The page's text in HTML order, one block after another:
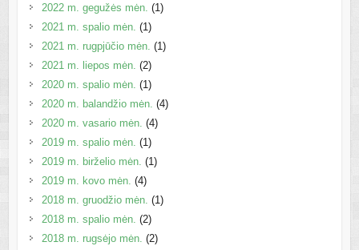
2022 m. gegužės mėn. (1)
2021 m. spalio mėn. (1)
2021 m. rugpjūčio mėn. (1)
2021 m. liepos mėn. (2)
2020 m. spalio mėn. (1)
2020 m. balandžio mėn. (4)
2020 m. vasario mėn. (4)
2019 m. spalio mėn. (1)
2019 m. birželio mėn. (1)
2019 m. kovo mėn. (4)
2018 m. gruodžio mėn. (1)
2018 m. spalio mėn. (2)
2018 m. rugsėjo mėn. (2)